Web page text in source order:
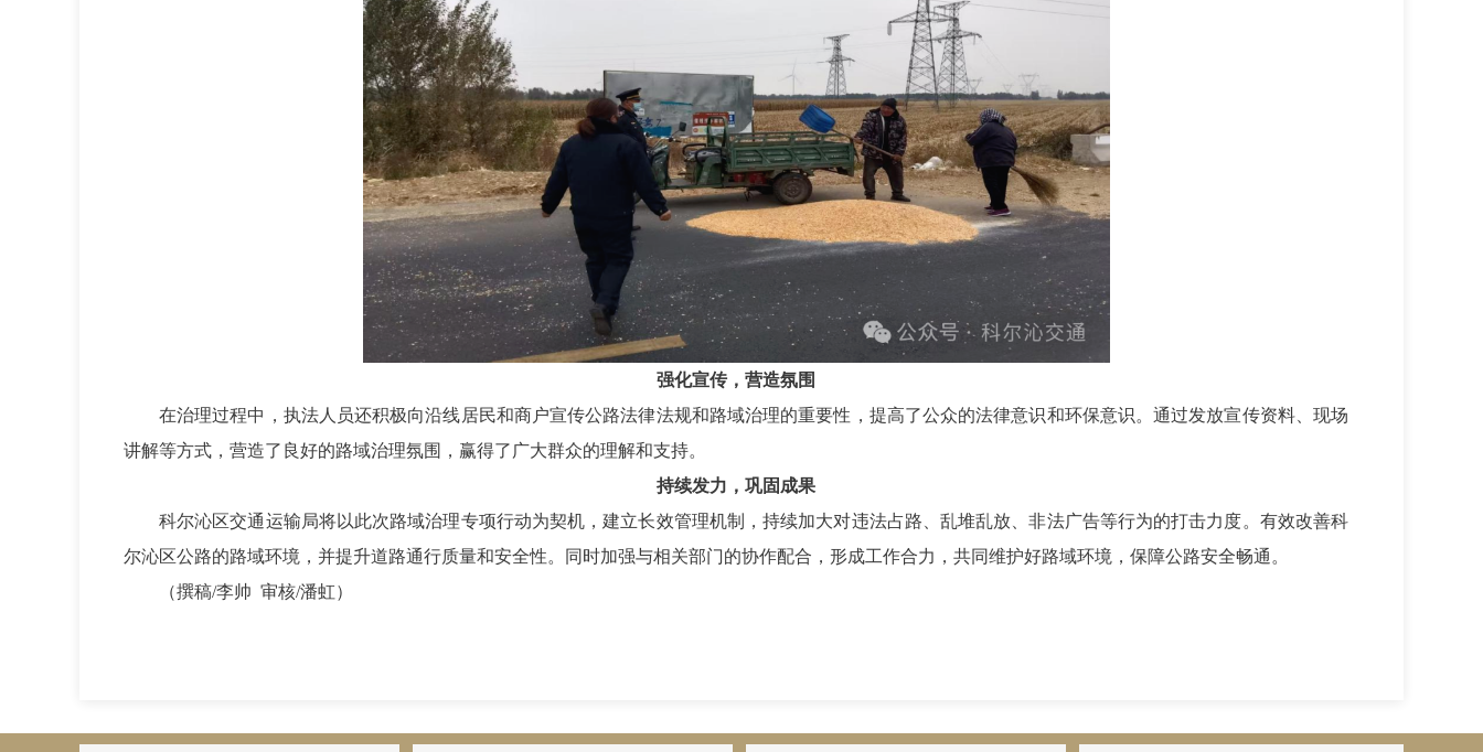
强化宣传，营造氛围
在治理过程中，执法人员还积极向沿线居民和商户宣传公路法律法规和路域治理的重要性，提高了公众的法律意识和环保意识。通过发放宣传资料、现场
讲解等方式，营造了良好的路域治理氛围，赢得了广大群众的理解和支持。
持续发力，巩固成果
科尔沁区交通运输局将以此次路域治理专项行动为契机，建立长效管理机制，持续加大对违法占路、乱堆乱放、非法广告等行为的打击力度。有效改善科
尔沁区公路的路域环境，并提升道路通行质量和安全性。同时加强与相关部门的协作配合，形成工作合力，共同维护好路域环境，保障公路安全畅通。
（撰稿/李帅 审核/潘虹）